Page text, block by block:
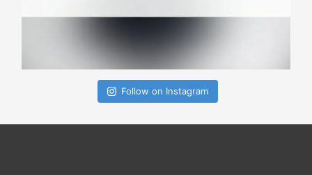
Follow on Instagram